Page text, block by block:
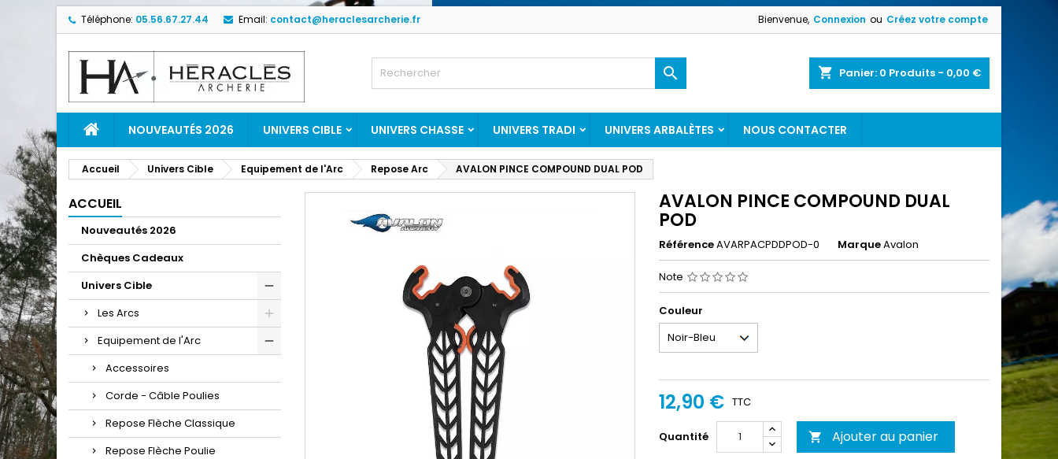
Téléphone: 05.56.67.27.44 Email: contact@heraclesarcherie.fr Bienvenue, Connexion ou Créez votre compte
shopping_cart Panier: 0 Produits - 0,00 €

NOUVEAUTÉS 2026 UNIVERS CIBLE UNIVERS CHASSE UNIVERS TRADI UNIVERS ARBALÈTES NOUS CONTACTER
Accueil Univers Cible Equipement de l'Arc Repose Arc AVALON PINCE COMPOUND DUAL POD
ACCUEIL
Nouveautés 2026
Chèques Cadeaux
Univers Cible
Les Arcs
Equipement de l'Arc
Accessoires
Corde - Câble Poulies
Repose Flèche Classique
Repose Flèche Poulie
AVALON PINCE COMPOUND DUAL
POD
RéférenceAVARPACPDDPOD-0 MarqueAvalon
Note
Couleur
12,90 € TTC
Quantité  Ajouter au panier